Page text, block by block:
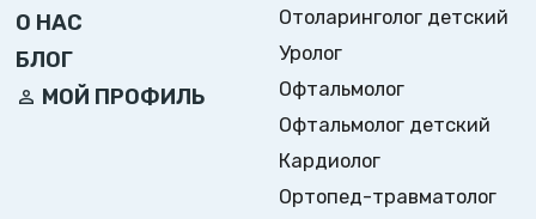
О НАС
БЛОГ
МОЙ ПРОФИЛЬ
Отоларинголог детский
Уролог
Офтальмолог
Офтальмолог детский
Кардиолог
Ортопед-травматолог